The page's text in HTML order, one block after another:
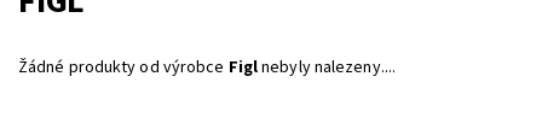
Žádné produkty od výrobce Figlnebyly nalezeny....